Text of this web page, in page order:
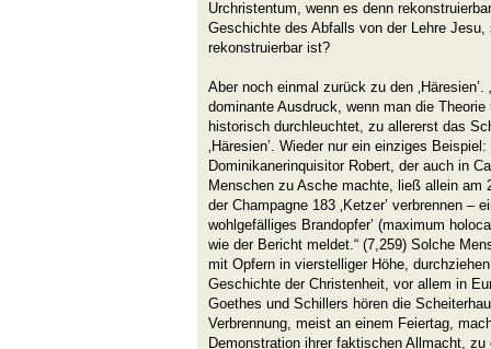
Urchristentum, wenn es denn
Geschichte des Abfalls von der Lehre
rekonstruierbar ist?
Aber noch einmal zurück zu den ‚Häresien’.
dominante Ausdruck, wenn man die
historisch durchleuchtet, zu allererst das
‚Häresien’. Wieder nur ein einziges
Dominikanerinquisitor Robert, der auch in
Menschen zu Asche machte, ließ allein am
der Champagne 183 ‚Ketzer’ verbrennen –
wohlgefälliges Brandopfer’ (maximum
wie der Bericht meldet.“ (7,259) Solche
mit Opfern in vierstelliger Höhe,
Geschichte der Christenheit, vor allem in
Goethes und Schillers hören die
Verbrennung, meist an einem Feiertag,
Demonstration ihrer faktischen Allmacht, zu